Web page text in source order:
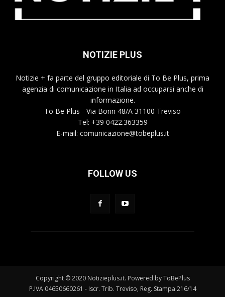
NOTIZIE PLUS
Notizie + fa parte del gruppo editoriale di To Be Plus, prima
agenzia di comunicazione in Italia ad occuparsi anche di
informazione.
To Be Plus - Via Borin 48/A 31100 Treviso
Tel: +39 0422.363359
E-mail: comunicazione@tobeplus.it
FOLLOW US
Copyright © 2020 Notizieplus.it. Powered by ToBePlus
P.IVA 04650660261 - Iscr. Trib. Treviso, Reg. Stampa 216/14